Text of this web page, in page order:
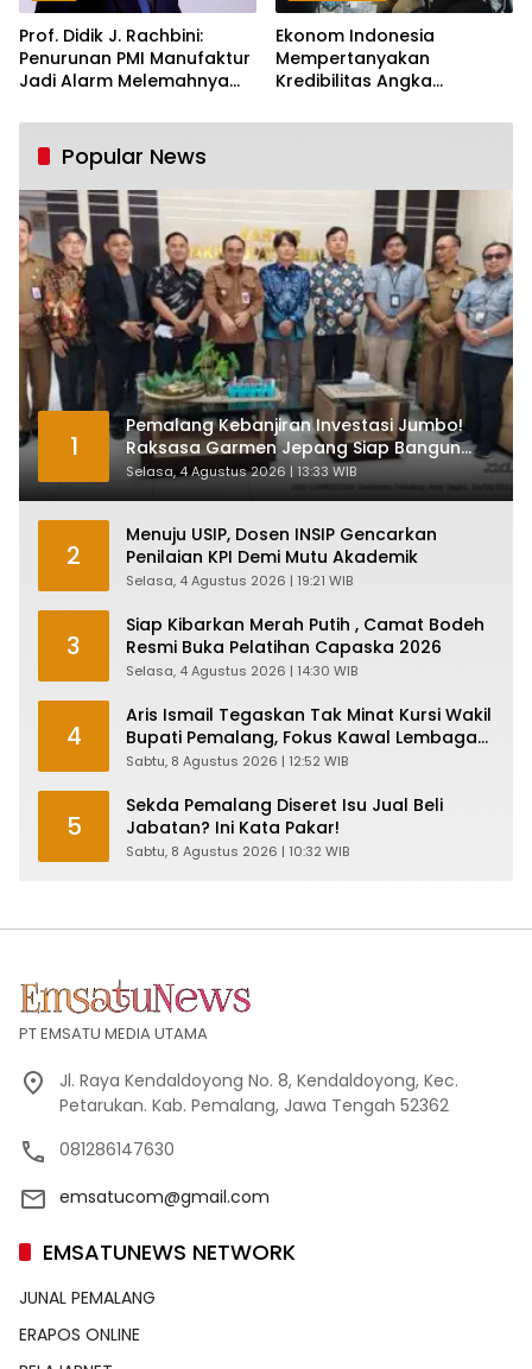
Prof. Didik J. Rachbini:
Penurunan PMI Manufaktur
Jadi Alarm Melemahnya
Ekonom Indonesia
Mempertanyakan
Kredibilitas Angka
Tumbuh Tapi Rapuh
Popular News
1
Pemalang Kebanjiran Investasi Jumbo!
Raksasa Garmen Jepang Siap Bangun
Pabrik dan Serap Ribuan Tenaga Kerja
Selasa, 4 Agustus 2026 | 13:33 WIB
2
Menuju USIP, Dosen INSIP Gencarkan
Penilaian KPI Demi Mutu Akademik
Selasa, 4 Agustus 2026 | 19:21 WIB
3
Siap Kibarkan Merah Putih , Camat Bodeh
Resmi Buka Pelatihan Capaska 2026
Selasa, 4 Agustus 2026 | 14:30 WIB
4
Aris Ismail Tegaskan Tak Minat Kursi Wakil
Bupati Pemalang, Fokus Kawal Lembaga
Legislatif
Sabtu, 8 Agustus 2026 | 12:52 WIB
5
Sekda Pemalang Diseret Isu Jual Beli
Jabatan? Ini Kata Pakar!
Sabtu, 8 Agustus 2026 | 10:32 WIB
PT EMSATU MEDIA UTAMA
Jl. Raya Kendaldoyong No. 8, Kendaldoyong, Kec.
Petarukan. Kab. Pemalang, Jawa Tengah 52362
081286147630
emsatucom@gmail.com
EMSATUNEWS NETWORK
JUNAL PEMALANG
ERAPOS ONLINE